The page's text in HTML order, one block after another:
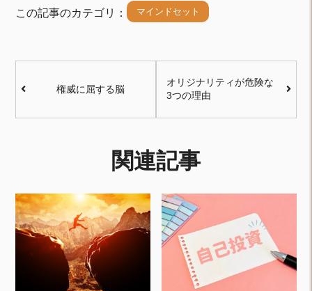
この記事のカテゴリ： マインドセット
権威に屈する脳
オリジナリティが危険な
3つの理由
関連記事